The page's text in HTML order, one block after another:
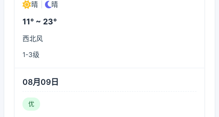
晴 晴
11° ~ 23°
西北风
1-3级
08月09日
优